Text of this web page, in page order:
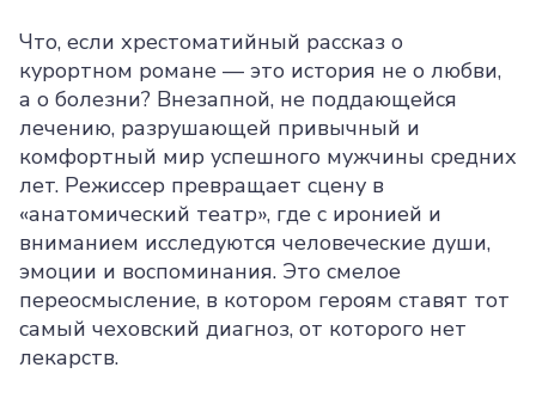
Что, если хрестоматийный рассказ о
курортном романе — это история не о любви,
а о болезни? Внезапной, не поддающейся
лечению, разрушающей привычный и
комфортный мир успешного мужчины средних
лет. Режиссер превращает сцену в
«анатомический театр», где с иронией и
вниманием исследуются человеческие души,
эмоции и воспоминания. Это смелое
переосмысление, в котором героям ставят тот
самый чеховский диагноз, от которого нет
лекарств.